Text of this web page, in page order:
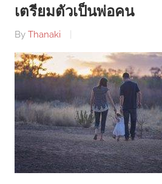
เตรียมตัวเป็นพ่อคน
By Thanaki